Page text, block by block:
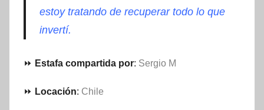
estoy tratando de recuperar todo lo que
invertí.
⏩ Estafa compartida por: Sergio M
⏩ Locación: Chile